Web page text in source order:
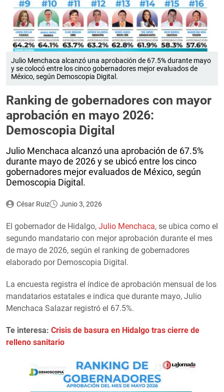
Julio Menchaca alcanzó una aprobación de 67.5% durante mayo
y se colocó entre los cinco gobernadores mejor evaluados de
México, según Demoscopia Digital.
Ranking de gobernadores con mayor
aprobación en mayo 2026:
Demoscopia Digital
Julio Menchaca alcanzó una aprobación de 67.5%
durante mayo de 2026 y se ubicó entre los cinco
gobernadores mejor evaluados de México, según
Demoscopia Digital.
César Ruiz Junio 3, 2026
El gobernador de Hidalgo, Julio Menchaca, se ubica como el
segundo mandatario con mejor aprobación durante el mes
de mayo de 2026, según el ranking de gobernadores
elaborado por Demoscopia Digital.
La encuesta registra el índice de aprobación mensual de los
mandatarios estatales e indica que durante mayo, Julio
Menchaca Salazar registró el 67.5%.
Te interesa: Crisis de basura en Hidalgo tras cierre de
relleno sanitario